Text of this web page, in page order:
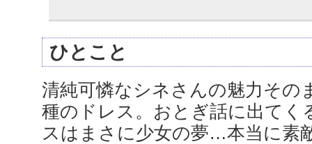
ひとこと
清純可憐なシネさんの魅力その
種のドレス。おとぎ話に出てく
スはまさに少女の夢…本当に素